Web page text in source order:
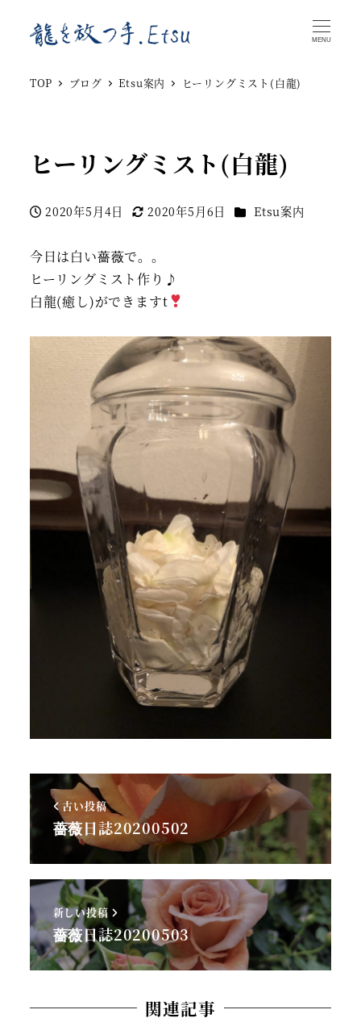
MENU
TOP ブログ Etsu案内 ヒーリングミスト(白龍)
ヒーリングミスト(白龍)
投稿日
2020年5月4日
更新日
2020年5月6日 カテゴリー
Etsu案内
今日は白い薔薇で。。
ヒーリングミスト作り♪
白龍(癒し)ができますt
古い投稿
薔薇日誌20200502
新しい投稿
薔薇日誌20200503
関連記事